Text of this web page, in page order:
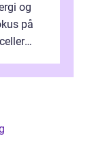
og
på